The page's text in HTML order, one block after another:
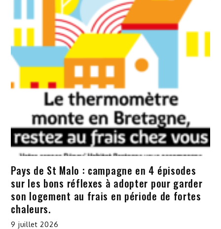
Pays de St Malo : campagne en 4 épisodes
sur les bons réflexes à adopter pour garder
son logement au frais en période de fortes
chaleurs.
9 juillet 2026